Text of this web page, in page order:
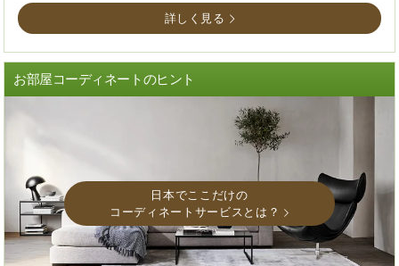
日本でここだけの
コーディネートサービスとは？
詳しく見る
お部屋コーディネートのヒント